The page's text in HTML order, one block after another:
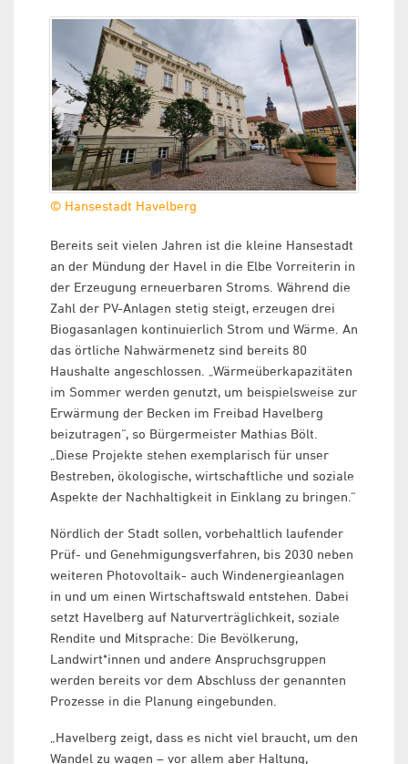
© Hansestadt Havelberg
Bereits seit vielen Jahren ist die kleine Hansestadt
an der Mündung der Havel in die Elbe Vorreiterin in
der Erzeugung erneuerbaren Stroms. Während die
Zahl der PV-Anlagen stetig steigt, erzeugen drei
Biogasanlagen kontinuierlich Strom und Wärme. An
das örtliche Nahwärmenetz sind bereits 80
Haushalte angeschlossen. „Wärmeüberkapazitäten
im Sommer werden genutzt, um beispielsweise zur
Erwärmung der Becken im Freibad Havelberg
beizutragen“, so Bürgermeister Mathias Bölt.
„Diese Projekte stehen exemplarisch für unser
Bestreben, ökologische, wirtschaftliche und soziale
Aspekte der Nachhaltigkeit in Einklang zu bringen.“
Nördlich der Stadt sollen, vorbehaltlich laufender
Prüf- und Genehmigungsverfahren, bis 2030 neben
weiteren Photovoltaik- auch Windenergieanlagen
in und um einen Wirtschaftswald entstehen. Dabei
setzt Havelberg auf Naturverträglichkeit, soziale
Rendite und Mitsprache: Die Bevölkerung,
Landwirt*innen und andere Anspruchsgruppen
werden bereits vor dem Abschluss der genannten
Prozesse in die Planung eingebunden.
„Havelberg zeigt, dass es nicht viel braucht, um den
Wandel zu wagen – vor allem aber Haltung,